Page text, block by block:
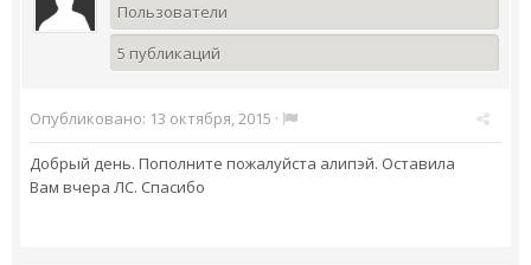
Пользователи
5 публикаций
Опубликовано: 13 октября, 2015 ·
Добрый день. Пополните пожалуйста алипэй. Оставила
Вам вчера ЛС. Спасибо